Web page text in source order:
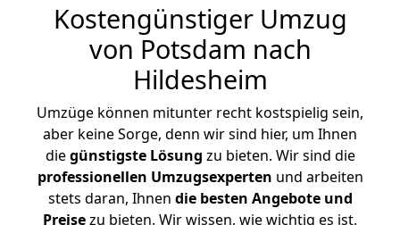
Kostengünstiger Umzug
von Potsdam nach
Hildesheim
Umzüge können mitunter recht kostspielig sein,
aber keine Sorge, denn wir sind hier, um Ihnen
diegünstigste Lösung zu bieten. Wir sind die
professionellen Umzugsexperten und arbeiten
stets daran, Ihnen die besten Angebote und
Preisezu bieten. Wir wissen, wie wichtig es ist,